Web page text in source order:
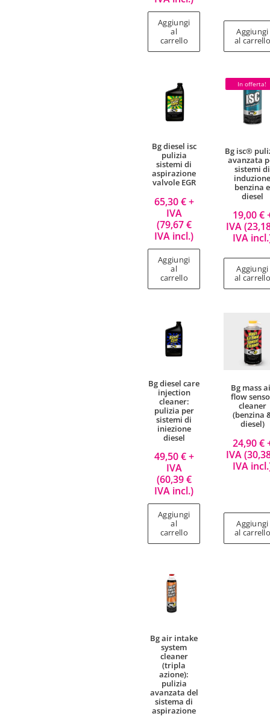
Aggiungi
al
carrello
Aggiungi
al
Bg diesel isc
pulizia
sistemi di
aspirazione
valvole EGR
65,30€+
IVA
(79,67€
IVA incl.)
Aggiungi
al
carrello
In offerta!
Bg isc®
avanzata
sistemi di
benzina e
diesel
19,00€
IVA (
IVA
Aggiungi
al
Bg diesel care
injection
cleaner:
pulizia per
sistemi di
iniezione
diesel
49,50€+
IVA
(60,39€
IVA incl.)
Aggiungi
al
carrello
Bg mass
flow
cleaner
(benzina
diesel)
24,90€
IVA (
IVA
Aggiungi
al
Bg air intake
system
cleaner
(tripla
azione):
pulizia
avanzata del
sistema di
aspirazione